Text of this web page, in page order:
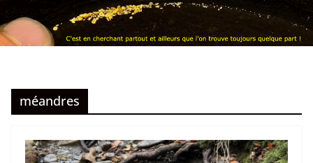
méandres